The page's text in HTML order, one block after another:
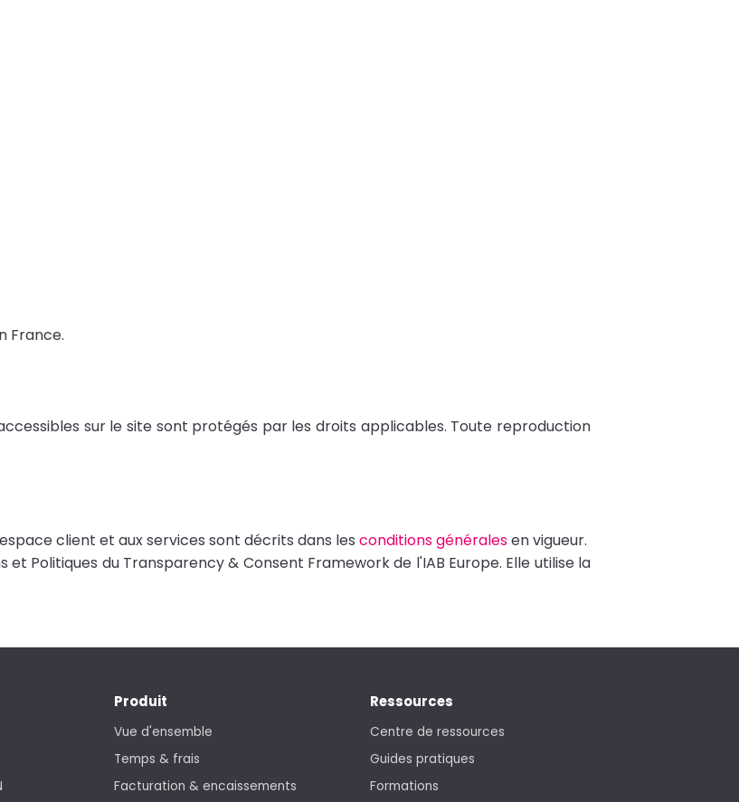
France.
sur le site sont protégés par les droits applicables. Toute reproduction
client et aux services sont décrits dans les conditions généralesen vigueur.
Politiques du Transparency & Consent Framework de l'IAB Europe. Elle utilise la
Produit
Vue d'ensemble
Temps & frais
Facturation & encaissements
Ressources
Centre de ressources
Guides pratiques
Formations